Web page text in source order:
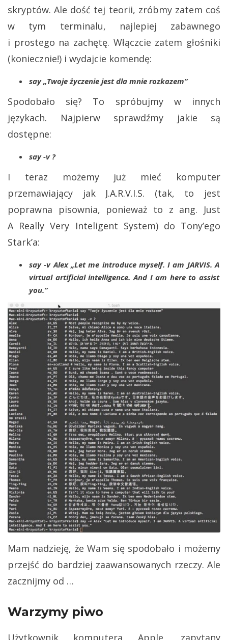
skryptów. Ale dość tej teorii, zróbmy zatem coś
w tym terminalu, najlepiej zabawnego
i prostego na zachętę. Włączcie zatem głośniki
(koniecznie!) i wydajcie komendę:
say „Twoje życzenie jest dla mnie rozkazem”
Spodobało się? To spróbujmy w innych
językach. Najpierw sprawdźmy jakie są
dostępne:
say -v ?
I teraz możemy już mieć komputer
przemawiający jak J.A.R.V.I.S. (tak, to jest
poprawna pisownia, ponieważ to z ang. Just
A Really Very Inteligent System) do Tony’ego
Stark’a:
say -v Alex „Let me introduce myself. I am JARVIS. A
virtual artificial intelligence. And I am here to assist
you.”
Mam nadzieję, że Wam się spodobało i możemy
przejść do bardziej zaawansowanych rzeczy. Ale
zacznijmy od …
Warzymy piwo
Użytkownik komputera Apple, zapytany